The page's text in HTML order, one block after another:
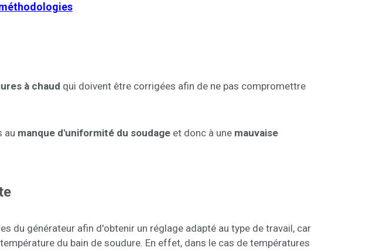
à chaud qui doivent être corrigées afin de ne pas compromettre
au manque d'uniformité du soudage et donc à une mauvaise
du générateur afin d'obtenir un réglage adapté au type de travail, car
du bain de soudure. En effet, dans le cas de températures